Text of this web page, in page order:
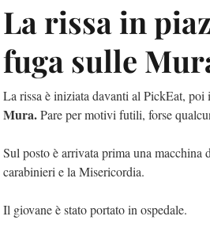
La rissa in
fuga sulle
La rissa è iniziata davanti al PickEat, poi
Mura.Pare per motivi futili, forse
Sul posto è arrivata prima una
carabinieri e la Misericordia.
Il giovane è stato portato in ospedale.